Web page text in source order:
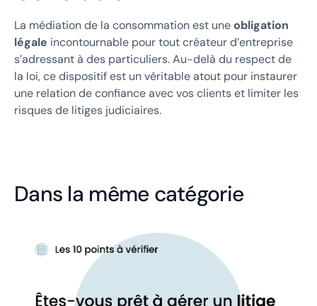
La médiation de la consommation est uneobligation
légale incontournable pour tout créateur d’entreprise
s’adressant à des particuliers. Au-delà du respect de
la loi, ce dispositif est un véritable atout pour instaurer
une relation de confiance avec vos clients et limiter les
risques de litiges judiciaires.
Dans la même catégorie